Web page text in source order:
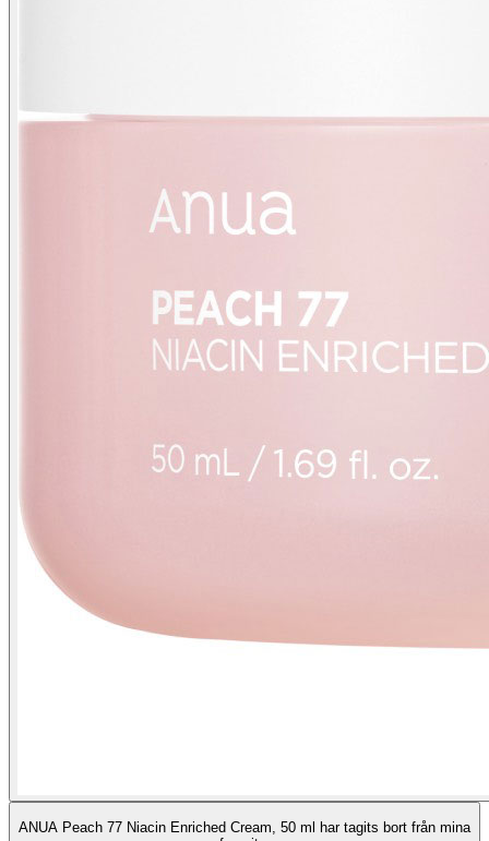
ANUA Peach 77 Niacin Enriched Cream, 50 ml har tagits bort från mina